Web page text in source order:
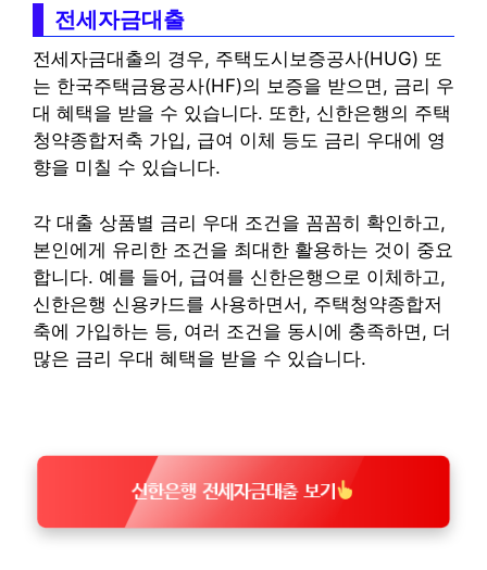
전세자금대출
전세자금대출의 경우, 주택도시보증공사(HUG) 또
는 한국주택금융공사(HF)의 보증을 받으면, 금리 우
대 혜택을 받을 수 있습니다. 또한, 신한은행의 주택
청약종합저축 가입, 급여 이체 등도 금리 우대에 영
향을 미칠 수 있습니다.
각 대출 상품별 금리 우대 조건을 꼼꼼히 확인하고,
본인에게 유리한 조건을 최대한 활용하는 것이 중요
합니다. 예를 들어, 급여를 신한은행으로 이체하고,
신한은행 신용카드를 사용하면서, 주택청약종합저
축에 가입하는 등, 여러 조건을 동시에 충족하면, 더
많은 금리 우대 혜택을 받을 수 있습니다.
신한은행 전세자금대출 보기